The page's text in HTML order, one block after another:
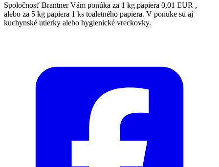
Spoločnosť Brantner Vám ponúka za 1 kg papiera 0,01 EUR ,
alebo za 5 kg papiera 1 ks toaletného papiera. V ponuke sú aj
kuchynské utierky alebo hygienické vreckovky.